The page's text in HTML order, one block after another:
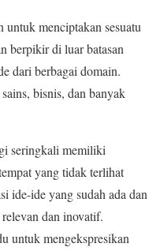
menciptakan sesuatu
berpikir di luar batasan
dari berbagai domain.
bisnis, dan banyak
seringkali memiliki
yang tidak terlihat
ide-ide yang sudah ada dan
dan inovatif.
untuk mengekspresikan